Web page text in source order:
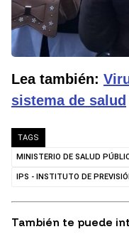
Lea también:
sistema de salud
TAGS
MINISTERIO DE SALUD
IPS - INSTITUTO DE
También te puede